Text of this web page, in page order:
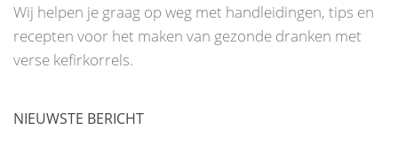
Wij helpen je graag op weg met handleidingen, tips en
recepten voor het maken van gezonde dranken met
verse kefirkorrels.
NIEUWSTE BERICHT